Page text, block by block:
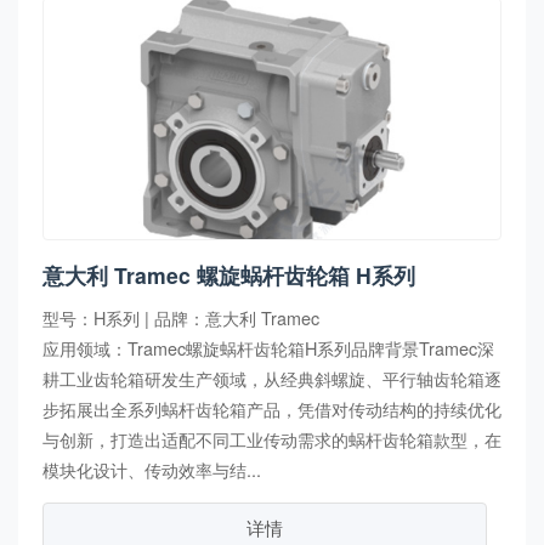
意大利 Tramec 螺旋蜗杆齿轮箱 H系列
型号：H系列 | 品牌：意大利 Tramec
应用领域：Tramec螺旋蜗杆齿轮箱H系列品牌背景Tramec深
耕工业齿轮箱研发生产领域，从经典斜螺旋、平行轴齿轮箱逐
步拓展出全系列蜗杆齿轮箱产品，凭借对传动结构的持续优化
与创新，打造出适配不同工业传动需求的蜗杆齿轮箱款型，在
模块化设计、传动效率与结...
详情